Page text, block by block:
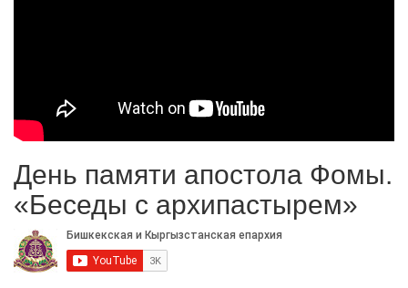
День памяти апостола Фомы.
«Беседы с архипастырем»